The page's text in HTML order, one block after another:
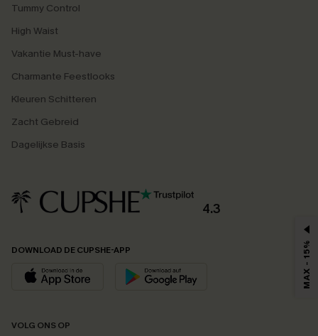
Tummy Control
High Waist
Vakantie Must-have
Charmante Feestlooks
Kleuren Schitteren
Zacht Gebreid
Dagelijkse Basis
4.3
DOWNLOAD DE CUPSHE-APP
VOLG ONS OP
MAX - 15%